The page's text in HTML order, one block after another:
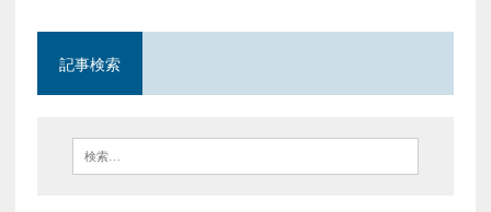
記事検索